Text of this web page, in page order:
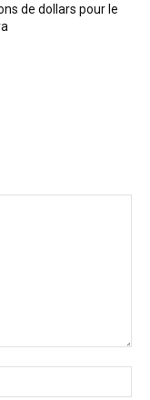
de dollars pour le
:*